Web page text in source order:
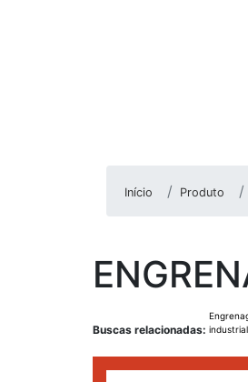
Início Produto
Buscas relacionadas: industrial